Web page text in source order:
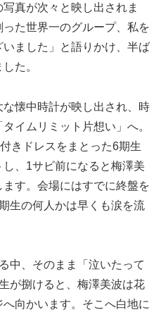
真が次々と映し出されま
た世界一のグループ、私を
ました」と語りかけ、半ば
た。
懐中時計が映し出され、時
イムリミット片想い」へ。
きドレスをまとった6期生
、1サビ前になると梅澤美
す。会場にはすでに終盤を
生の何人かは早くも涙を流
中、そのまま「泣いたって
が捌けると、梅澤美波は花
向かいます。そこへ白地に